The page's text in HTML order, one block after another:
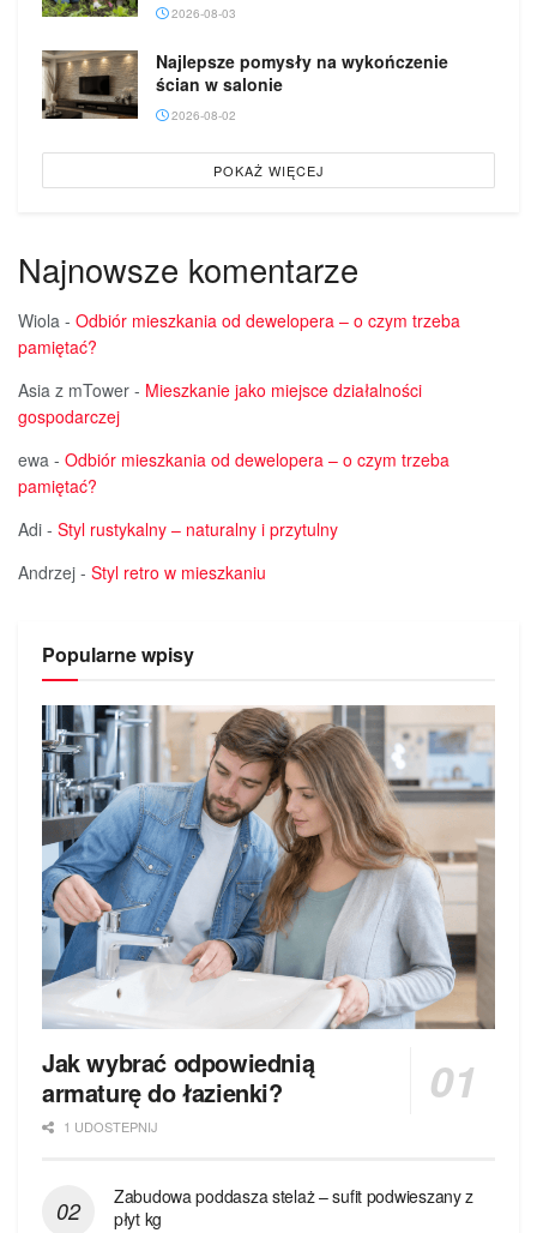
2026-08-03
Najlepsze pomysły na wykończenie
ścian w salonie
2026-08-02
POKAŻ WIĘCEJ
Najnowsze komentarze
Wiola - Odbiór mieszkania od dewelopera – o czym trzeba
pamiętać?
Asia z mTower - Mieszkanie jako miejsce działalności
gospodarczej
ewa - Odbiór mieszkania od dewelopera – o czym trzeba
pamiętać?
Adi - Styl rustykalny – naturalny i przytulny
Andrzej - Styl retro w mieszkaniu
Popularne wpisy
Jak wybrać odpowiednią
armaturę do łazienki?
1 UDOSTEPNIJ
Zabudowa poddasza stelaż – sufit podwieszany z
płyt kg